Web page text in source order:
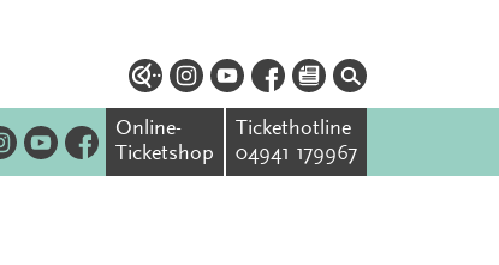
Online-
Ticketshop
Tickethotline
04941 179967